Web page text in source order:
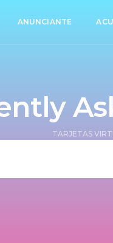
ANUNCIANTE
TARJETAS